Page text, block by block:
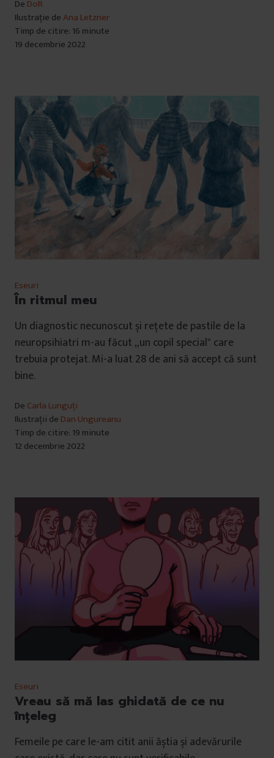
De DoR
Ilustrație deAna Letzner
Timp de citire: 16 minute
19 decembrie 2022
Eseuri
În ritmul meu
Un diagnostic necunoscut și rețete de pastile de la
neuropsihiatri m-au făcut „un copil special" care
trebuia protejat. Mi-a luat 28 de ani să accept că sunt
bine.
De Carla Lunguți
Ilustrații de Dan Ungureanu
Timp de citire: 19 minute
12 decembrie 2022
Eseuri
Vreau să mă las ghidată de ce nu
înțeleg
Femeile pe care le-am citit anii ăștia și adevărurile